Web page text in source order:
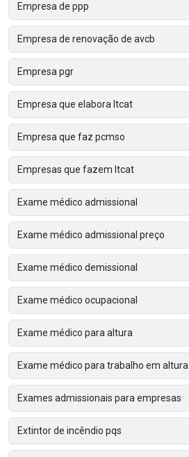
Empresa de ppp
Empresa de renovação de avcb
Empresa pgr
Empresa que elabora ltcat
Empresa que faz pcmso
Empresas que fazem ltcat
Exame médico admissional
Exame médico admissional preço
Exame médico demissional
Exame médico ocupacional
Exame médico para altura
Exame médico para trabalho em altura
Exames admissionais para empresas
Extintor de incêndio pqs